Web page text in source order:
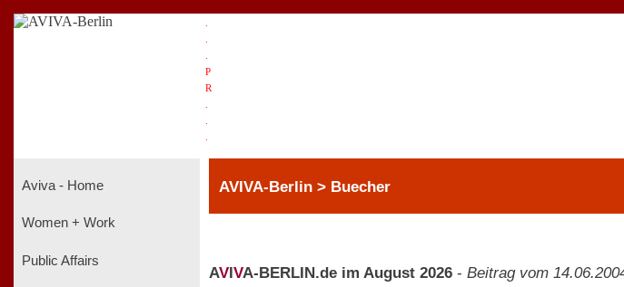
P
R
Aviva - Home
Women + Work
Public Affairs
AVIVA-Berlin > Buecher
AV VA-BERLIN.de im August 2026 - Beitrag vom